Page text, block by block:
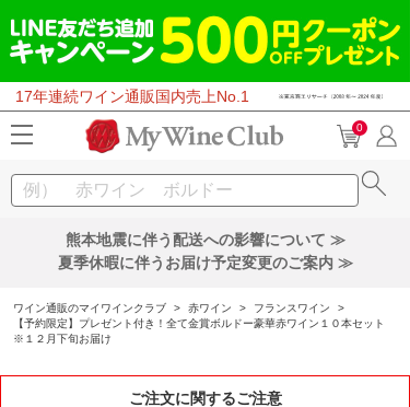
17年連続ワイン通販国内売上No.1
0
熊本地震に伴う配送への影響について ≫
夏季休暇に伴うお届け予定変更のご案内 ≫
ワイン通販のマイワインクラブ > 赤ワイン > フランスワイン
>
【予約限定】プレゼント付き！全て金賞ボルドー豪華赤ワイン１０本セット
※１２月下旬お届け
ご注文に関するご注意